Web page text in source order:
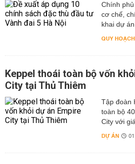
Chính
cơ chế,
khai dự
QUY HOẠCH
Keppel thoái toàn bộ vốn
City tại Thủ Thiêm
Tập đoàn
toàn bộ
City với
DỰ ÁN